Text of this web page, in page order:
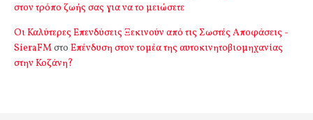
στον τρόπο ζωής σας για να το μειώσετε
Οι Καλύτερες Επενδύσεις Ξεκινούν από τις Σωστές Αποφάσεις -
SieraFMστο Επένδυση στον τομέα της αυτοκινητοβιομηχανίας
στην Κοζάνη?